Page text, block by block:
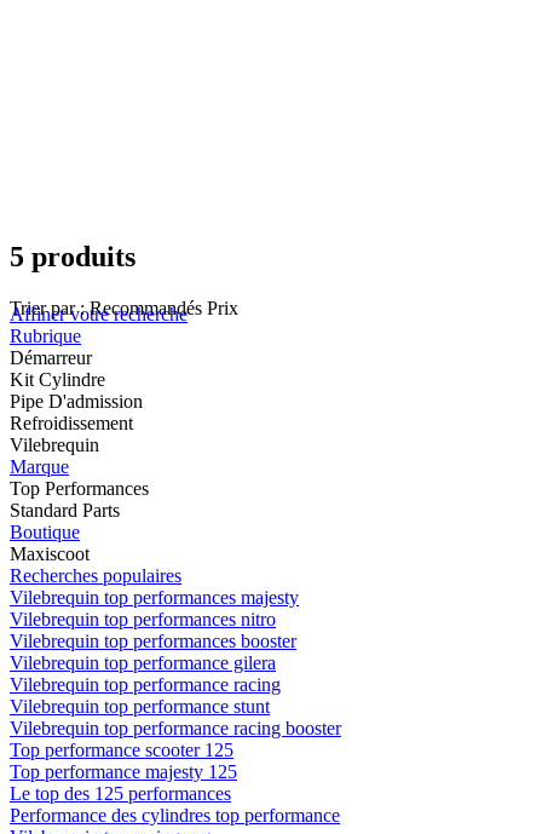
5 produits
Trier par : Recommandés Prix
Affiner votre recherche
Rubrique
Démarreur
Kit Cylindre
Pipe D'admission
Refroidissement
Vilebrequin
Marque
Top Performances
Standard Parts
Boutique
Maxiscoot
Recherches populaires
Vilebrequin top performances majesty
Vilebrequin top performances nitro
Vilebrequin top performances booster
Vilebrequin top performance gilera
Vilebrequin top performance racing
Vilebrequin top performance stunt
Vilebrequin top performance racing booster
Top performance scooter 125
Top performance majesty 125
Le top des 125 performances
Performance des cylindres top performance